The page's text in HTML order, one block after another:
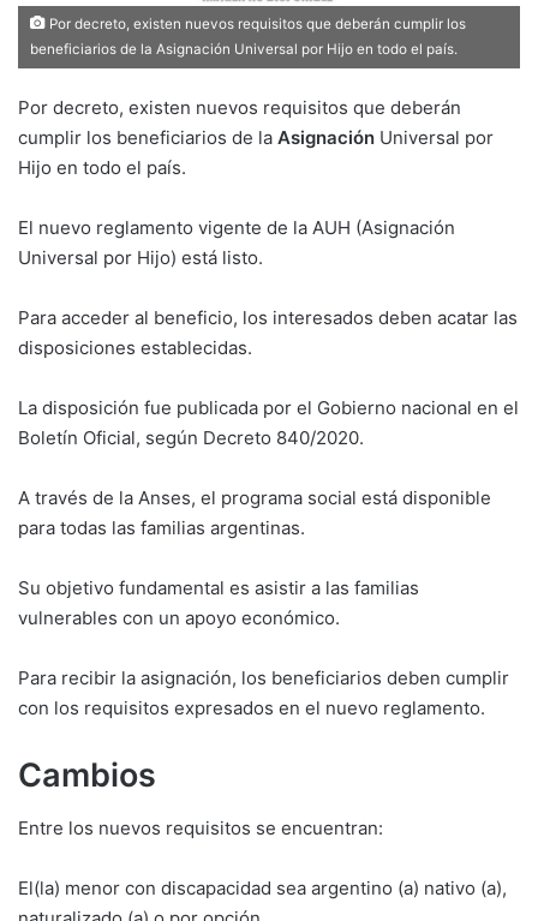
Por decreto, existen nuevos requisitos que deberán cumplir los
beneficiarios de la Asignación Universal por Hijo en todo el país.
Por decreto, existen nuevos requisitos que deberán
cumplir los beneficiarios de la Asignación Universal por
Hijo en todo el país.
El nuevo reglamento vigente de la AUH (Asignación
Universal por Hijo) está listo.
Para acceder al beneficio, los interesados deben acatar las
disposiciones establecidas.
La disposición fue publicada por el Gobierno nacional en el
Boletín Oficial, según Decreto 840/2020.
A través de la Anses, el programa social está disponible
para todas las familias argentinas.
Su objetivo fundamental es asistir a las familias
vulnerables con un apoyo económico.
Para recibir la asignación, los beneficiarios deben cumplir
con los requisitos expresados en el nuevo reglamento.
Cambios
Entre los nuevos requisitos se encuentran:
El(la) menor con discapacidad sea argentino (a) nativo (a),